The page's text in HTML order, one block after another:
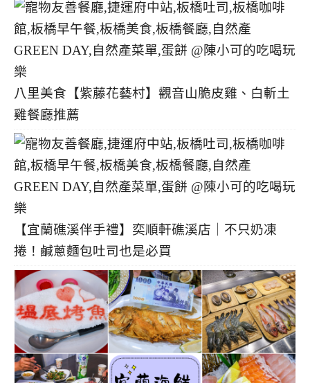
八里美食【紫藤花藝村】觀音山脆皮雞、白斬土
雞餐廳推薦
【宜蘭礁溪伴手禮】奕順軒礁溪店｜不只奶凍
捲！鹹蔥麵包吐司也是必買